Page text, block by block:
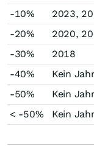
-10%
2023,
-20%
2020,
-30%
2018
-40%
Kein
-50%
Kein
< -50%
Kein